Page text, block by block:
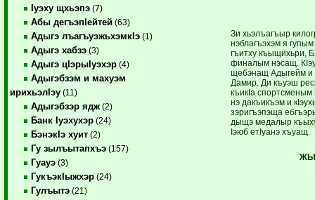
Iуэху щхьэпэ (7)
Абы дегъэпIейтей (63)
Адыгэ лъагъуэжьхэмкIэ (1)
Адыгэ хабзэ (3)
Адыгэ цIэрыIуэхэр (4)
Адыгэбзэм и махуэм
ирихьэлIэу (11)
Адыгэбзэр ядж (2)
Банк Iуэхухэр (24)
БэнэкIэ хуит (2)
Гу зылъытапхъэ (157)
Гуауэ (3)
ГукъэкIыжхэр (24)
Гулъытэ (21)
Зи хьэлъагъыр
нэб­лагъэхэм я
гъитху къыщихьри,
финалым нэсащ.
щебэнащ Адыгейм и
Дамир. Ди ­къуэш
къикIа спортсменым
нэ дакъикъэм и
зэригъэпэща
дыщэ медалыр
Iэюб етIуа­нэ хъуащ.